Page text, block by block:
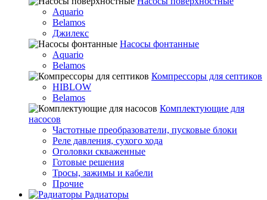
Aquario
Belamos
Джилекс
Насосы фонтанные
Aquario
Belamos
Компрессоры для септиков
HIBLOW
Belamos
Комплектующие для
насосов
Частотные преобразователи, пусковые блоки
Реле давления, сухого хода
Оголовки скваженные
Готовые решения
Тросы, зажимы и кабели
Прочие
Радиаторы